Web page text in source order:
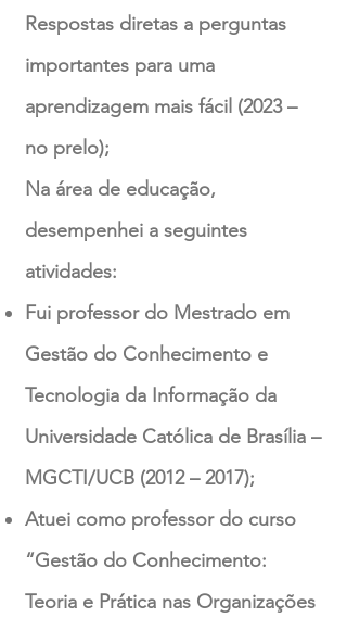
Respostas diretas a perguntas
importantes para uma
aprendizagem mais fácil (2023 –
no prelo);
Na área de educação,
desempenhei a seguintes
atividades:
Fui professor do Mestrado em
Gestão do Conhecimento e
Tecnologia da Informação da
Universidade Católica de Brasília –
MGCTI/UCB (2012 – 2017);
Atuei como professor do curso
“Gestão do Conhecimento:
Teoria e Prática nas Organizações